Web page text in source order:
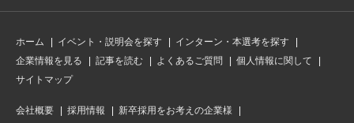
ホーム イベント・説明会を探す
インターン・本選考を探す
企業情報を見る
記事を読む よくあるご質問
個人情報に関して
サイトマップ
会社概要 採用情報
新卒採用をお考えの企業様